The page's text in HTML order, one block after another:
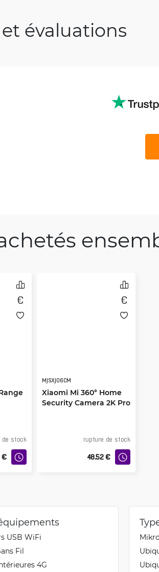
évaluations
de stock
€
MJSXJ06CM
Xiaomi Mi 360° Home
Security Camera 2K Pro
rupture de stock
48.52 €
USB WiFi
Fil
4G